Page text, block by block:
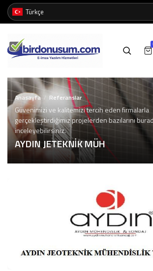
AYDIN JETEKNİK MÜH
Güvenimizi ve kalitemizi tercih eden firmalarla
gerçekleştirdiğimiz projelerden bazılarını
inceleyebilirsiniz.
Anasayfa / Referanslar